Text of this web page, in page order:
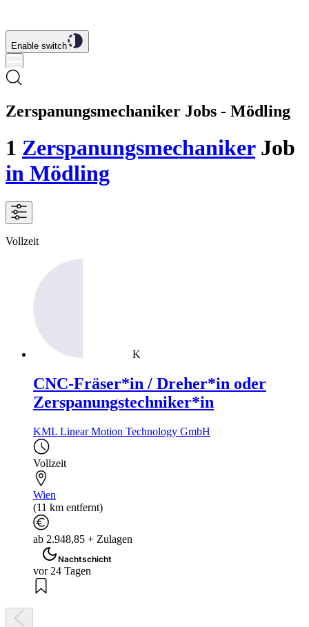
Enable switch
Zerspanungsmechaniker Jobs - Mödling
1 ZerspanungsmechanikerJob
in Mödling
Vollzeit
K
CNC-Fräser*in / Dreher*in oder
Zerspanungstechniker*in
KML Linear Motion Technology GmbH
Vollzeit
Wien
(11 km entfernt)
ab 2.948,85 + Zulagen
Nachtschicht
vor 24 Tagen